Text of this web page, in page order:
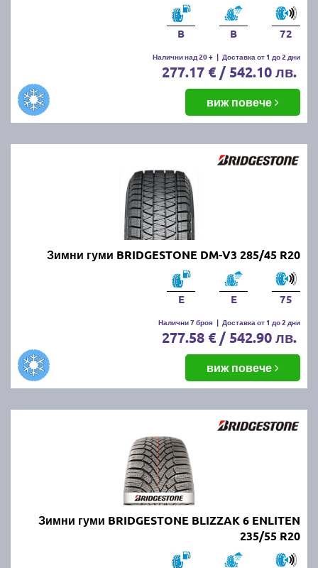
B B 72
Налични над 20 + | Доставка от 1 до 2 дни
277.17 € / 542.10 лв.
виж повече
Зимни гуми BRIDGESTONE DM-V3 285/45 R20
E E 75
Налични 7 броя | Доставка от 1 до 2 дни
277.58 € / 542.90 лв.
виж повече
Зимни гуми BRIDGESTONE BLIZZAK 6 ENLITEN
235/55 R20